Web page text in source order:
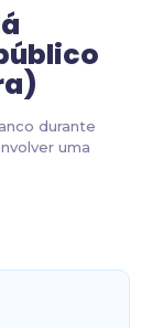
durante
uma